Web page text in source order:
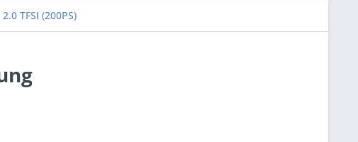
2.0 TFSI (200PS)